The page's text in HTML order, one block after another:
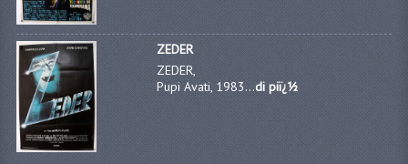
ZEDER
ZEDER,
Pupi Avati, 1983...di piï¿½